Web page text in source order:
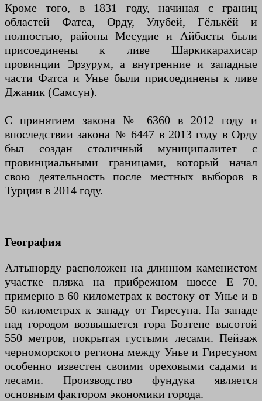
Кроме того, в 1831 году, начиная с границ
областей Фатса, Орду, Улубей, Гёлькёй и
полностью, районы Месудие и Айбасты были
присоединены к ливе Шаркикарахисар
провинции Эрзурум, а внутренние и западные
части Фатса и Унье были присоединены к ливе
Джаник (Самсун).
С принятием закона № 6360 в 2012 году и
впоследствии закона № 6447 в 2013 году в Орду
был создан столичный муниципалитет с
провинциальными границами, который начал
свою деятельность после местных выборов в
Турции в 2014 году.
География
Алтынорду расположен на длинном каменистом
участке пляжа на прибрежном шоссе E 70,
примерно в 60 километрах к востоку от Унье и в
50 километрах к западу от Гиресуна. На западе
над городом возвышается гора Бозтепе высотой
550 метров, покрытая густыми лесами. Пейзаж
черноморского региона между Унье и Гиресуном
особенно известен своими ореховыми садами и
лесами. Производство фундука является
основным фактором экономики города.